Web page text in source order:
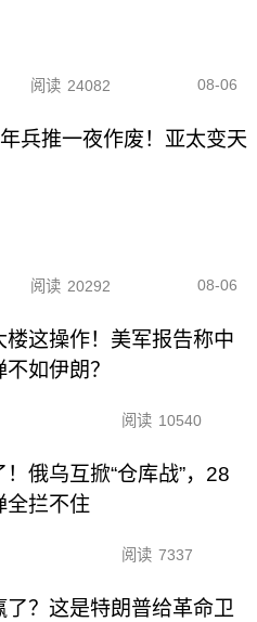
阅读 24082 08-06
兵推一夜作废！亚太变天
阅读 20292 08-06
楼这操作！美军报告称中
不如伊朗？
阅读 10540
！俄乌互掀“仓库战”，28
全拦不住
阅读 7337
了？这是特朗普给革命卫